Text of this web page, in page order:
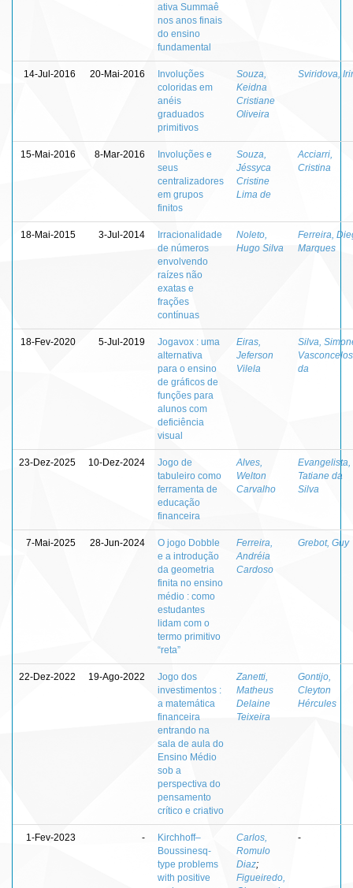
ativa Summaê
nos anos finais
do ensino
fundamental
14-Jul-2016 20-Mai-2016
Involuções
coloridas em
anéis
graduados
primitivos
Souza,
Keidna
Cristiane
Oliveira
Sviridova,
15-Mai-2016 8-Mar-2016
Involuções e
seus
centralizadores
em grupos
finitos
Souza,
Jéssyca
Cristine
Lima de
Acciarri,
Cristina
18-Mai-2015 3-Jul-2014
Irracionalidade
de números
envolvendo
raízes não
exatas e
frações
contínuas
Noleto,
Hugo Silva
Ferreira,
Marques
18-Fev-2020 5-Jul-2019
Jogavox : uma
alternativa
para o ensino
de gráficos de
funções para
alunos com
deficiência
visual
Eiras,
Jeferson
Vilela
Silva,
Vasconcelos
da
23-Dez-2025 10-Dez-2024
Jogo de
tabuleiro como
ferramenta de
educação
financeira
Alves,
Welton
Carvalho
Evangelista,
Tatiane da
Silva
7-Mai-2025 28-Jun-2024
O jogo Dobble
e a introdução
da geometria
finita no ensino
médio : como
estudantes
lidam com o
termo primitivo
“reta”
Ferreira,
Andréia
Cardoso
Grebot, Guy
22-Dez-2022 19-Ago-2022
Jogo dos
investimentos :
a matemática
financeira
entrando na
sala de aula do
Ensino Médio
sob a
perspectiva do
pensamento
crítico e criativo
Zanetti,
Matheus
Delaine
Teixeira
Gontijo,
Cleyton
Hércules
1-Fev-2023 -
Kirchhoff–
Boussinesq-
type problems
with positive
Carlos,
Romulo
Diaz;
Figueiredo,
-